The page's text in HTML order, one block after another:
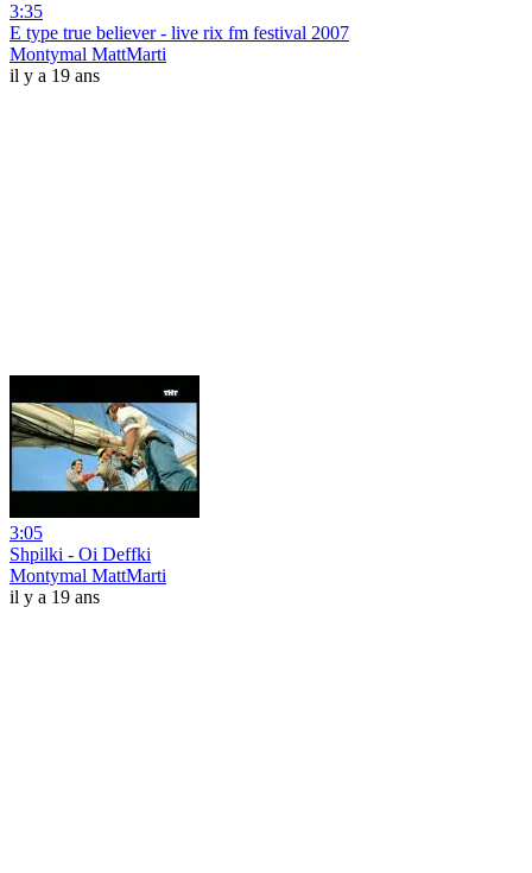
3:35
E type true believer - live rix fm festival 2007
Montymal MattMarti
il y a 19 ans
3:05
Shpilki - Oi Deffki
Montymal MattMarti
il y a 19 ans